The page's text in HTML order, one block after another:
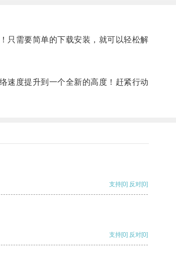
需要简单的下载安装，就可以轻松解
度提升到一个全新的高度！赶紧行动
支持[0] 反对[0]
支持[0] 反对[0]